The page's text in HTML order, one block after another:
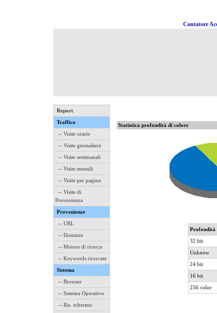
Contatore
Report
Traffico
-- Visite orarie
-- Visite giornaliere
-- Visite settimanali
-- Visite mensili
-- Visite per pagina
-- Visite di
Provenienza
Provenienze
-- URL
-- Dominio
-- Motore di ricerca
-- Keywords ricercate
Sistema
-- Browser
-- Sistema Operativo
-- Ris. schermo
Statistica profondità di colore
Profondità
32 bit
Unknow
24 bit
16 bit
256 color